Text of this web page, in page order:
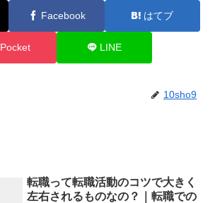
Facebook はてブ
Pocket LINE
10sho9
転職って転職活動のコツで大きく
左右されるものなの？｜転職での